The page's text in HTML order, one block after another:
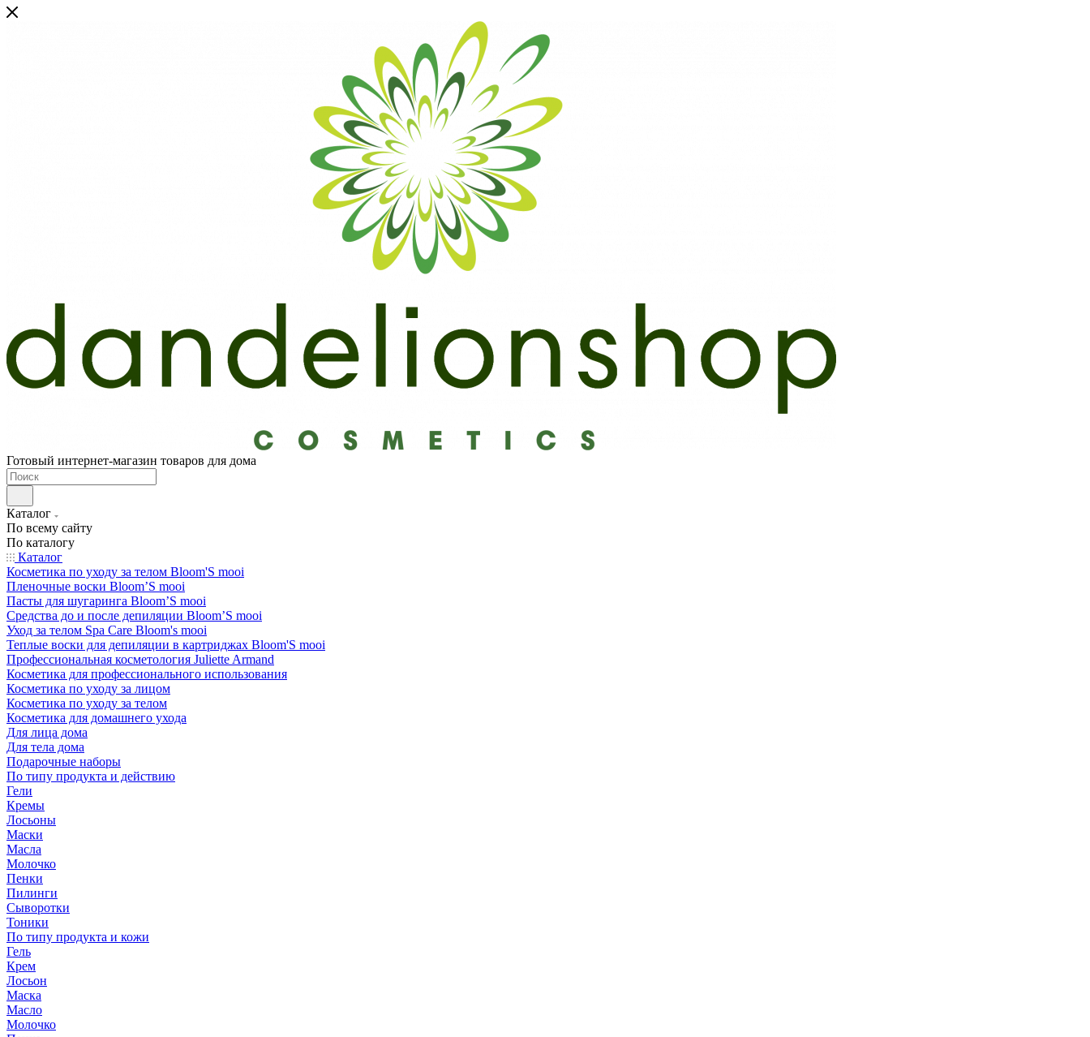
Готовый интернет-магазин товаров для дома
Каталог
По всему сайту
По каталогу
Каталог
Косметика по уходу за телом Bloom'S mooi
Пленочные воски Bloom’S mooi
Пасты для шугаринга Bloom’S mooi
Средства до и после депиляции Bloom’S mooi
Уход за телом Spa Care Bloom's mooi
Теплые воски для депиляции в картриджах Bloom'S mooi
Профессиональная косметология Juliette Armand
Косметика для профессионального использования
Косметика по уходу за лицом
Косметика по уходу за телом
Косметика для домашнего ухода
Для лица дома
Для тела дома
Подарочные наборы
По типу продукта и действию
Гели
Кремы
Лосьоны
Маски
Масла
Молочко
Пенки
Пилинги
Сыворотки
Тоники
По типу продукта и кожи
Гель
Крем
Лосьон
Маска
Масло
Молочко